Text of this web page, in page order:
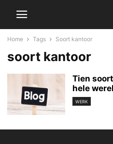
Home Tags Soort kantoor
soort kantoor
Tien
hele
WERK